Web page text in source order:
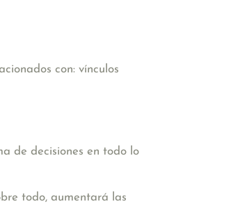
con: vínculos
de decisiones en todo lo
todo, aumentará las